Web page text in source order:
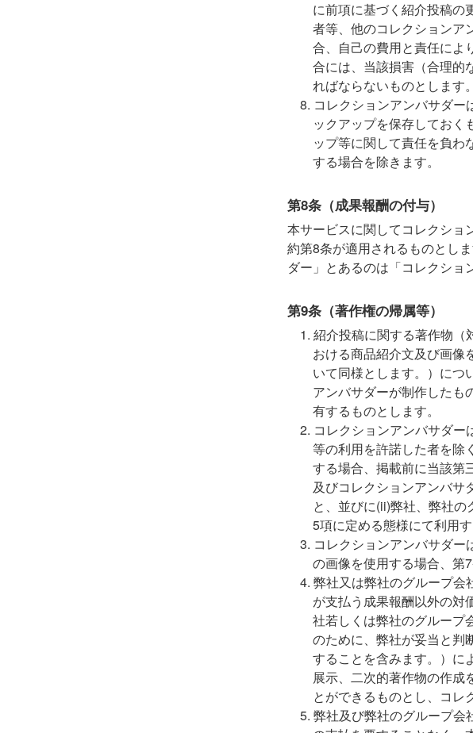
に前項に基づく紹介投稿の
者等、他のコレクションア
合、自己の費用と責任によ
合には、当該損害（合理的
ればならないものとします。
コレクションアンバサダ
ックアップを保存しておく
ップ等に関して責任を負わ
する場合を除きます。
第8条（成果報酬の付与）
本サービスに関してコレクショ
約第8条が適用されるものとし
ダー」とあるのは「コレクショ
第9条（著作権の帰属等）
紹介投稿に関する著作物（
おける商品紹介文及び画像
いて同様とします。）につ
アンバサダーが制作したも
有するものとします。
コレクションアンバサダ
等の利用を許諾した者を除
する場合、掲載前に当該第
及びコレクションアンバサ
と、並びに(ii)弊社、弊社
5項に定める態様にて利用
コレクションアンバサダ
の画像を使用する場合、第
弊社又は弊社のグループ会
が支払う成果報酬以外の対
社若しくは弊社のグループ
のために、弊社が妥当と判
することを含みます。）に
展示、二次的著作物の作成
とができるものとし、コレ
弊社及び弊社のグループ会